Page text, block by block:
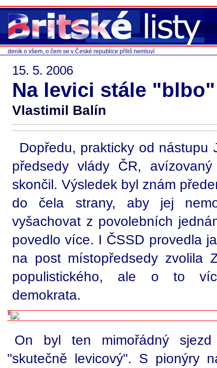
deník o všem, o čem se v České republice příliš nemluví
15. 5. 2006
Na levici stále "blbo"
Vlastimil Balín
Dopředu, prakticky od nástupu
předsedy vlády ČR,
skončil. Výsledek byl znám
do čela strany, aby jej
vyšachovat z povolebních
povedlo více. I ČSSD provedla
na post místopředsedy zvolila
populistického, ale o to
demokrata.
On byl ten mimořádný
"skutečně levicový". S pionýry